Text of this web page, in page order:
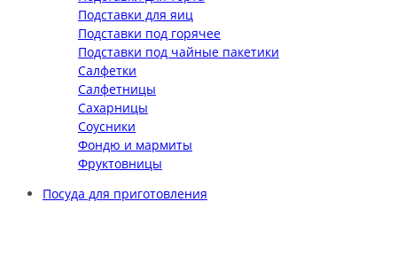
Подставки для яиц
Подставки под горячее
Подставки под чайные пакетики
Салфетки
Салфетницы
Сахарницы
Соусники
Фондю и мармиты
Фруктовницы
Посуда для приготовления